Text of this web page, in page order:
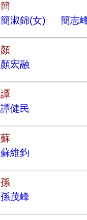
簡
簡淑錦(女)
簡志
顏
顏宏融
譚
譚健民
蘇
蘇維鈞
孫
孫茂峰